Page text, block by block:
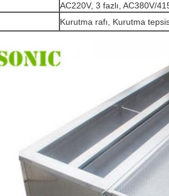
AC220V, 3 fazlı, AC380V/
Kurutma rafı, Kurutma